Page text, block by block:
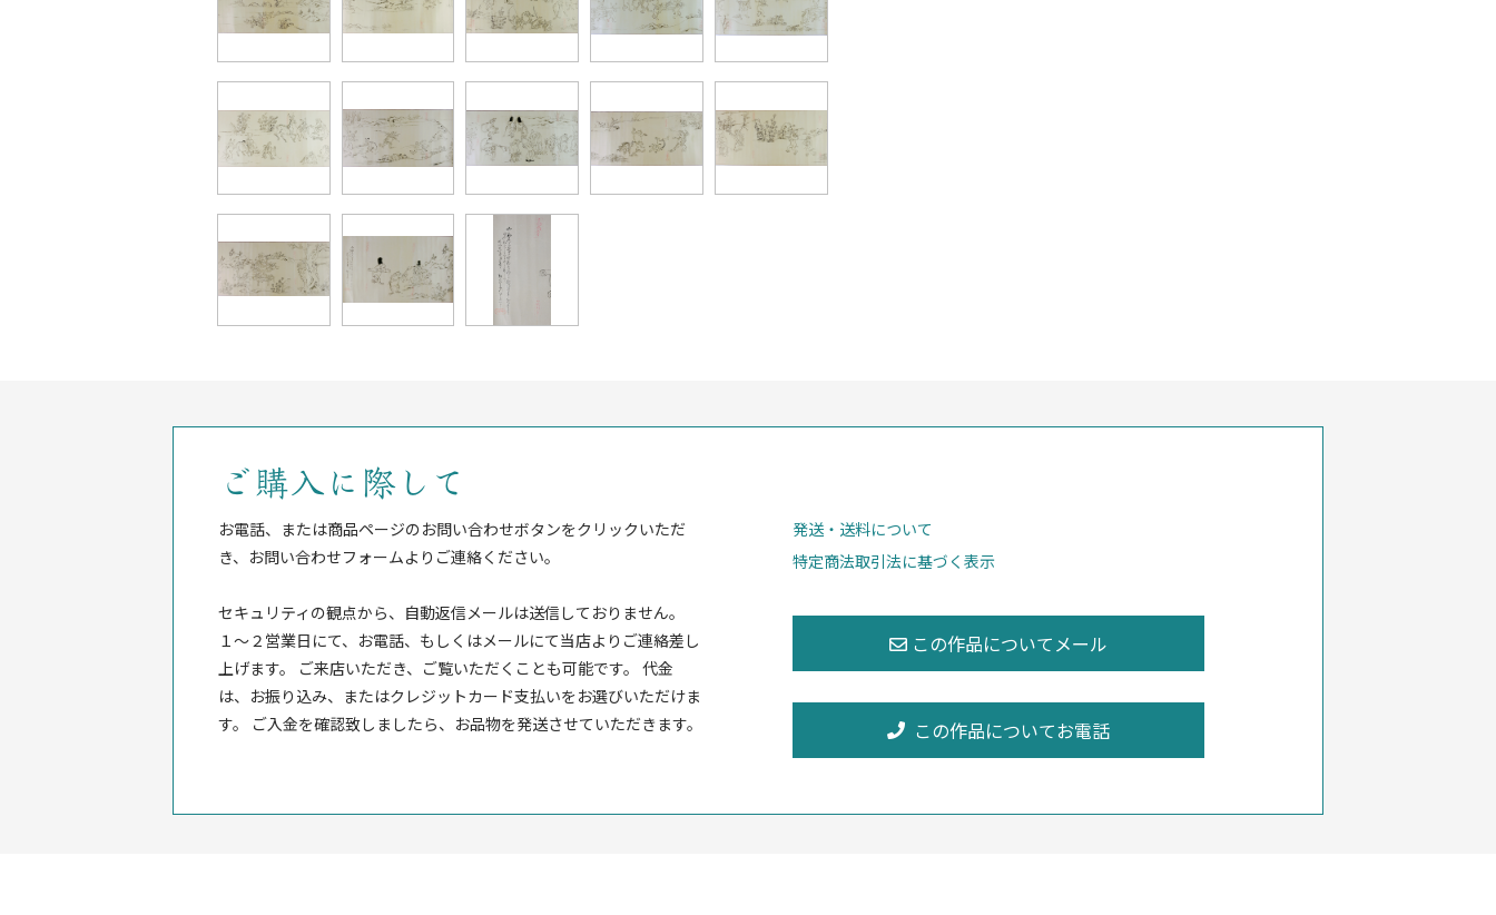
ご購入に際して
お電話、または商品ページのお問い合わせボタンをクリックいただ
き、お問い合わせフォームよりご連絡ください。
セキュリティの観点から、自動返信メールは送信しておりません。
１〜２営業日にて、お電話、もしくはメールにて当店よりご連絡差し
上げます。 ご来店いただき、ご覧いただくことも可能です。 代金
は、お振り込み、またはクレジットカード支払いをお選びいただけま
す。 ご入金を確認致しましたら、お品物を発送させていただきます。
発送・送料について
特定商法取引法に基づく表示
この作品についてお電話